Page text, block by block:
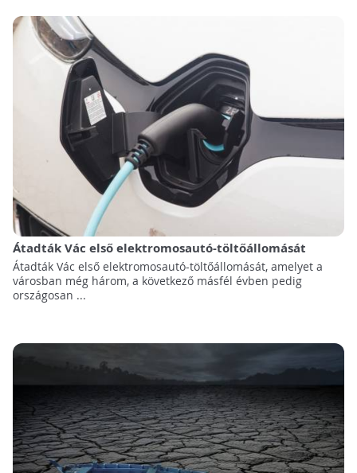
Átadták Vác első elektromosautó-töltőállomását
Átadták Vác első elektromosautó-töltőállomását, amelyet a
városban még három, a következő másfél évben pedig
országosan ...